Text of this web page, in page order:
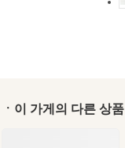
ㆍ이 가게의 다른 상품